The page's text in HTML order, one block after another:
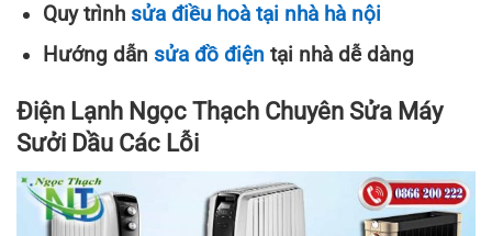
Quy trình sửa điều hoà tại nhà hà nội
Hướng dẫn sửa đồ điện tại nhà dễ dàng
Điện Lạnh Ngọc Thạch Chuyên Sửa Máy
Sưởi Dầu Các Lỗi